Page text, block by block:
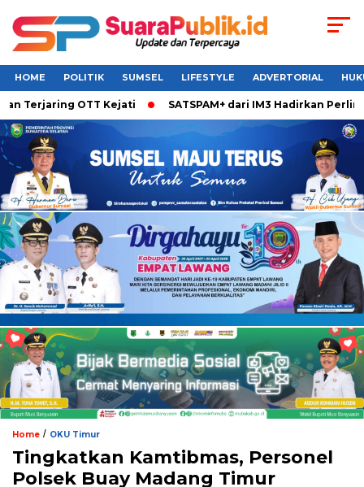
HOME POLITIK SUMSEL LIFESTYLE ADVERTORIAL
OTT Kejati SATSPAM+ dari IM3 Hadirkan
Home / OKU Timur
Tingkatkan Kamtibmas, Personel
Polsek Buay Madang Timur